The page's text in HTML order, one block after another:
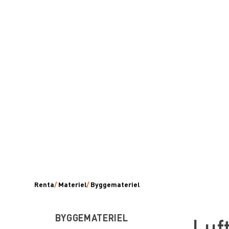
Renta/ Materiel/ Byggemateriel
BYGGEMATERIEL